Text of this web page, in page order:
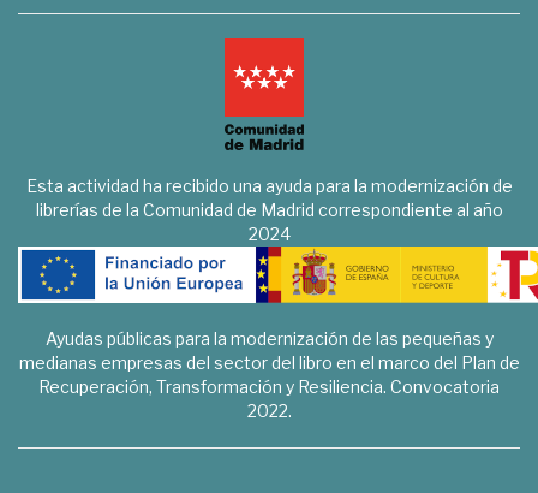
Esta actividad ha recibido una ayuda para la modernización de
librerías de la Comunidad de Madrid correspondiente al año
2024
Ayudas públicas para la modernización de las pequeñas y
medianas empresas del sector del libro en el marco del Plan de
Recuperación, Transformación y Resiliencia. Convocatoria
2022.